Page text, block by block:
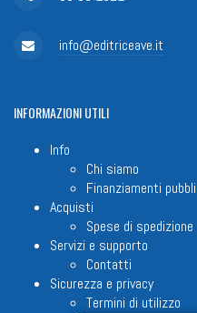
info@editriceave.it
INFORMAZIONIUTILI
Info
Chi siamo
Finanziamenti
Acquisti
Spese di spedizione
Servizi e supporto
Contatti
Sicurezza e privacy
Termini di utilizzo